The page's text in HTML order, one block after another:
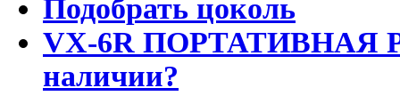
Подобрать цоколь
VX-6R ПОРТАТИВНАЯ
наличии?